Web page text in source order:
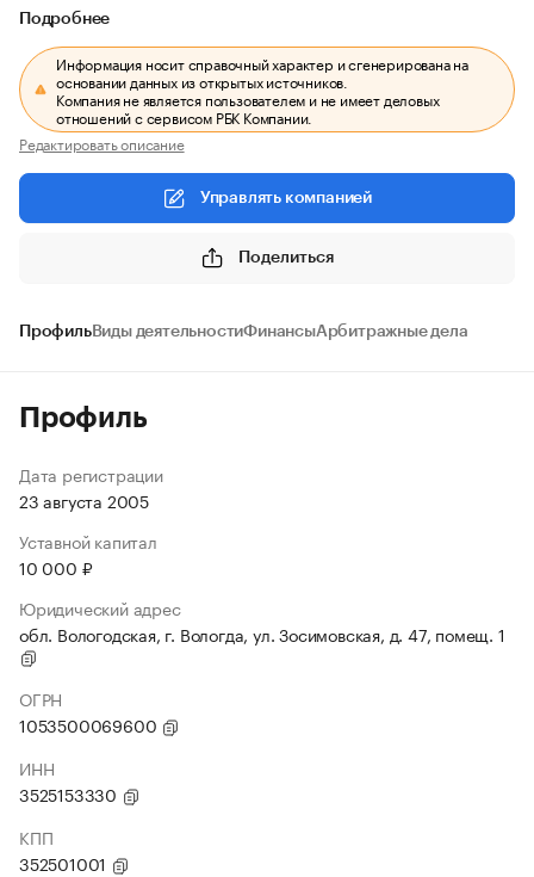
Подробнее
Информация носит справочный характер и сгенерирована на
основании данных из открытых источников.
Компания не является пользователем и не имеет деловых
отношений с сервисом РБК Компании.
Редактировать описание
Управлять компанией
Поделиться
ПрофильВиды деятельностиФинансыАрбитражные дела
Профиль
Дата регистрации
23 августа 2005
Уставной капитал
10 000 ₽
Юридический адрес
обл. Вологодская, г. Вологда, ул. Зосимовская, д. 47, помещ. 1
ОГРН
1053500069600
ИНН
3525153330
КПП
352501001